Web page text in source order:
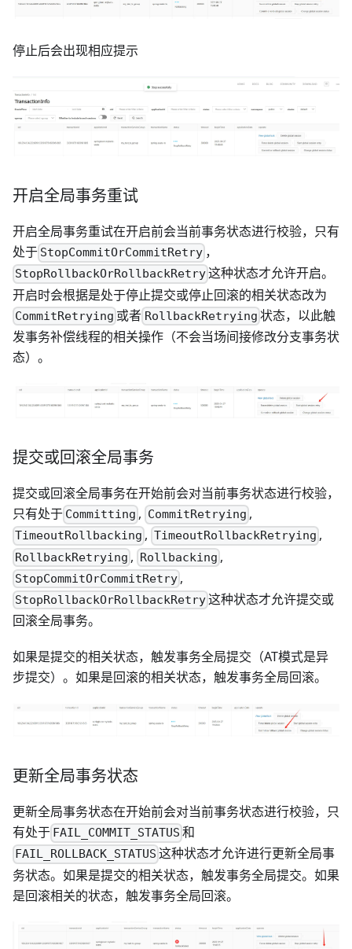
停止后会出现相应提示
开启全局事务重试
开启全局事务重试在开启前会当前事务状态进行校验，只有
处于 StopCommitOrCommitRetry ，
StopRollbackOrRollbackRetry这种状态才允许开启。
开启时会根据是处于停止提交或停止回滚的相关状态改为
CommitRetrying 或者 RollbackRetrying 状态，以此触
发事务补偿线程的相关操作（不会当场间接修改分支事务状
态）。
提交或回滚全局事务
提交或回滚全局事务在开始前会对当前事务状态进行校验，
只有处于 Committing , CommitRetrying ,
TimeoutRollbacking , TimeoutRollbackRetrying ,
RollbackRetrying , Rollbacking ,
StopCommitOrCommitRetry ,
StopRollbackOrRollbackRetry这种状态才允许提交或
回滚全局事务。
如果是提交的相关状态，触发事务全局提交（AT模式是异
步提交）。如果是回滚的相关状态，触发事务全局回滚。
更新全局事务状态
更新全局事务状态在开始前会对当前事务状态进行校验，只
有处于 FAIL_COMMIT_STATUS 和
FAIL_ROLLBACK_STATUS 这种状态才允许进行更新全局事
务状态。如果是提交的相关状态，触发事务全局提交。如果
是回滚相关的状态，触发事务全局回滚。